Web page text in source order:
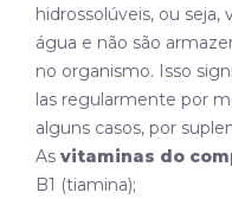
hidrossolúveis, ou
água e não são
no organismo. Isso
las regularmente por
alguns casos, por
As vitaminas do
B1 (tiamina);